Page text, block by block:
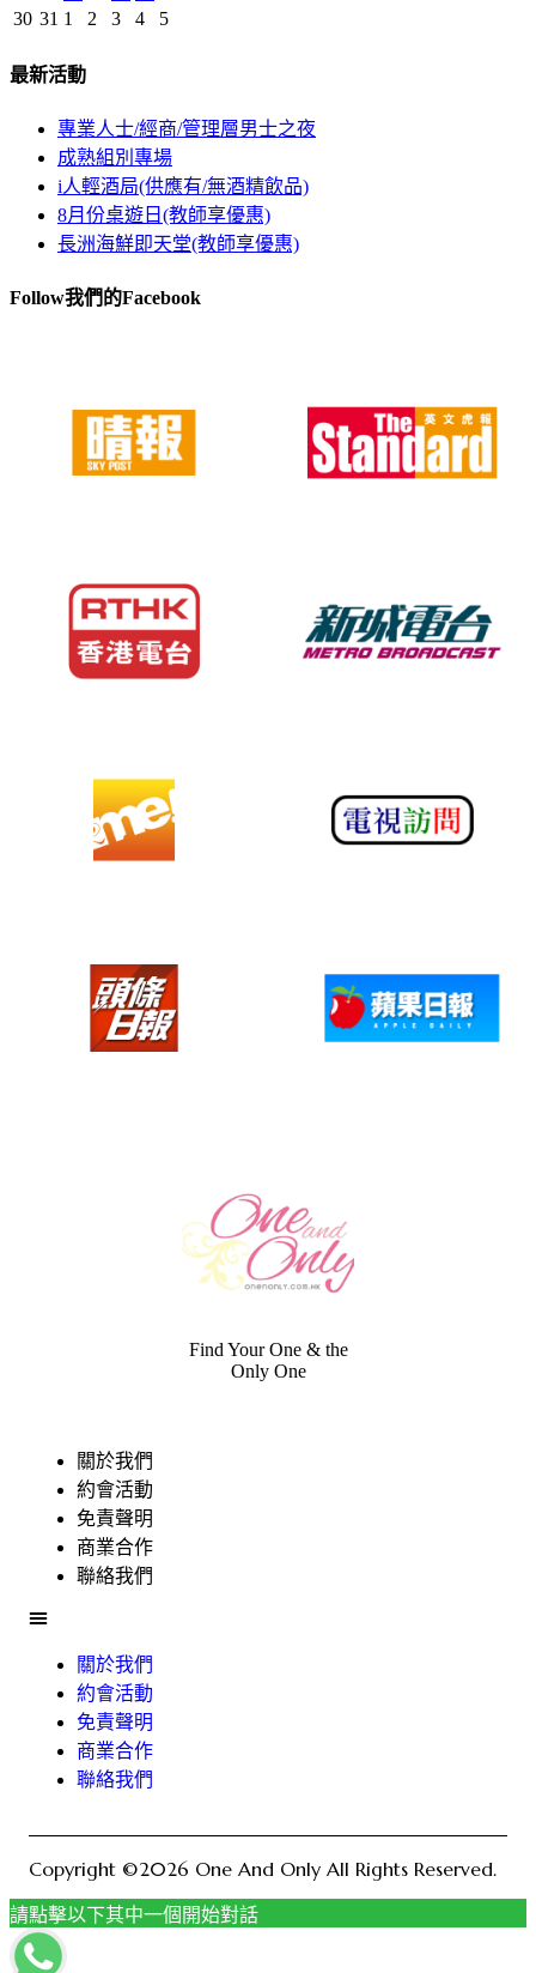
30 31 1 2 3 4 5
最新活動
專業人士/經商/管理層男士之夜
成熟組別專場
i人輕酒局(供應有/無酒精飲品)
8月份桌遊日(教師享優惠)
長洲海鮮即天堂(教師享優惠)
Follow我們的Facebook
Find Your One & the
Only One
關於我們
約會活動
免責聲明
商業合作
聯絡我們
關於我們
約會活動
免責聲明
商業合作
聯絡我們
Copyright ©2026 One And Only All Rights Reserved.
請點擊以下其中一個開始對話